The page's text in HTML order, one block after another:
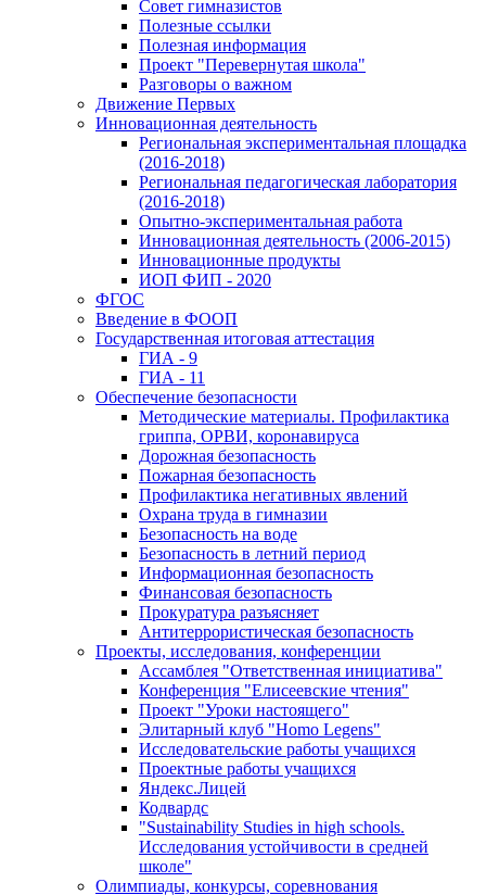
Совет гимназистов
Полезные ссылки
Полезная информация
Проект "Перевернутая школа"
Разговоры о важном
Движение Первых
Инновационная деятельность
Региональная экспериментальная площадка
(2016-2018)
Региональная педагогическая лаборатория
(2016-2018)
Опытно-экспериментальная работа
Инновационная деятельность (2006-2015)
Инновационные продукты
ИОП ФИП - 2020
ФГОС
Введение в ФООП
Государственная итоговая аттестация
ГИА - 9
ГИА - 11
Обеспечение безопасности
Методические материалы. Профилактика
гриппа, ОРВИ, коронавируса
Дорожная безопасность
Пожарная безопасность
Профилактика негативных явлений
Охрана труда в гимназии
Безопасность на воде
Безопасность в летний период
Информационная безопасность
Финансовая безопасность
Прокуратура разъясняет
Антитеррористическая безопасность
Проекты, исследования, конференции
Ассамблея "Ответственная инициатива"
Конференция "Елисеевские чтения"
Проект "Уроки настоящего"
Элитарный клуб "Homo Legens"
Исследовательские работы учащихся
Проектные работы учащихся
Яндекс.Лицей
Кодвардс
"Sustainability Studies in high schools.
Исследования устойчивости в средней
школе"
Олимпиады, конкурсы, соревнования